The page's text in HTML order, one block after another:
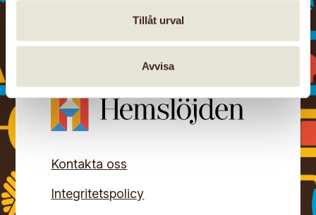
Tillåt urval
Avvisa
Kontakta oss
Integritetspolicy